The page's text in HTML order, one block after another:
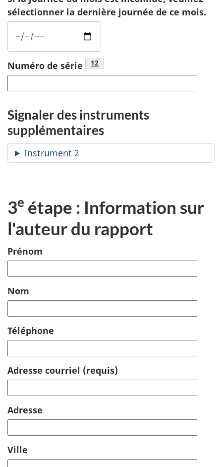
sélectionner la dernière journée de ce mois.
Numéro de série Footnote
12
Signaler des instruments
supplémentaires
Instrument 2
3e étape : Information sur
l'auteur du rapport
Prénom
Nom
Téléphone
Adresse courriel (requis)
Adresse
Ville